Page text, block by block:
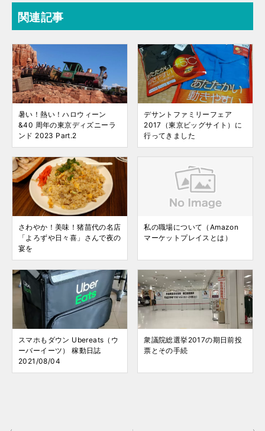
関連記事
暑い！熱い！ハロウィーン
&40 周年の東京ディズニーラ
ンド 2023 Part.2
デサントファミリーフェア
2017（東京ビッグサイト）に
行ってきました
さわやか！美味！猪苗代の名店
「よろずや日々喜」さんで夜の
宴を
私の職場について（Amazon
マーケットプレイスとは）
スマホもダウン Ubereats（ウ
ーバーイーツ） 稼動日誌
2021/08/04
衆議院総選挙2017の期日前投
票とその手続